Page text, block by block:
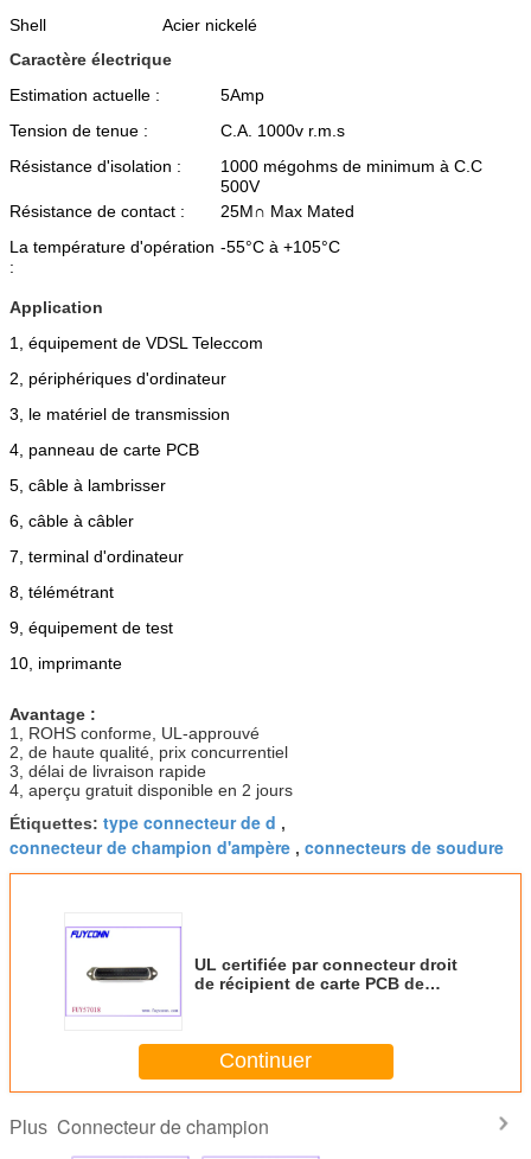
Shell
Acier nickelé
Caractère électrique
Estimation actuelle :
5Amp
Tension de tenue :
C.A. 1000v r.m.s
Résistance d'isolation :
1000 mégohms de minimum à C.C
500V
Résistance de contact :
25M∩ Max Mated
La température d'opération
:
-55°C à +105°C
Application
1, équipement de VDSL Teleccom
2, périphériques d'ordinateur
3, le matériel de transmission
4, panneau de carte PCB
5, câble à lambrisser
6, câble à câbler
7, terminal d'ordinateur
8, télémétrant
9, équipement de test
10, imprimante
Avantage :
1, ROHS conforme, UL-approuvé
2, de haute qualité, prix concurrentiel
3, délai de livraison rapide
4, aperçu gratuit disponible en 2 jours
Étiquettes: type connecteur de d ,
connecteur de champion d'ampère , connecteurs de soudure
UL certifiée par connecteur droit
de récipient de carte PCB de
Continuer
Plus Connecteur de champion